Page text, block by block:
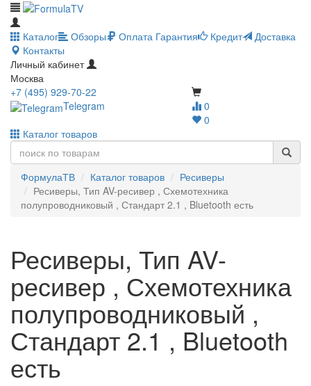
Каталог Обзоры Оплата Гарантия Кредит
Доставка
Контакты
Личный кабинет
Москва
0
0
+7 (495) 929-70-22
Telegram
Каталог товаров
ФормулаТВ Каталог товаров
Ресиверы
Ресиверы, Тип AV-ресивер , Схемотехника
полупроводниковый , Стандарт 2.1 , Bluetooth есть
Ресиверы, Тип AV-
ресивер , Схемотехника
полупроводниковый ,
Стандарт 2.1 , Bluetooth
есть